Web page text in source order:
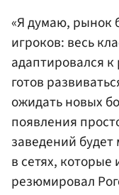
«Я думаю, рынок
игроков: весь
адаптировался
готов
ожидать новых
появления
заведений
в сетях,
резюмировал